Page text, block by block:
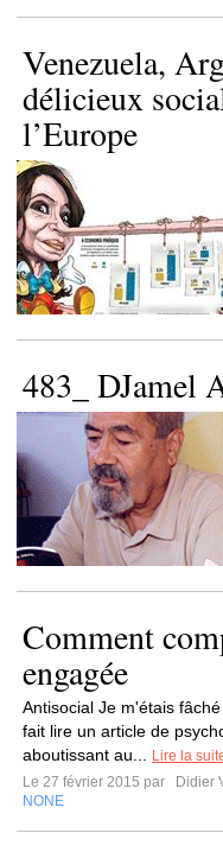
Venezuela,
délicieux
l’Europe
483_ DJamel
Comment
engagée
Antisocial Je m'étais
fait lire un article de
aboutissant au...
Lire la
Le 27 février 2015 par
Didier
NONE